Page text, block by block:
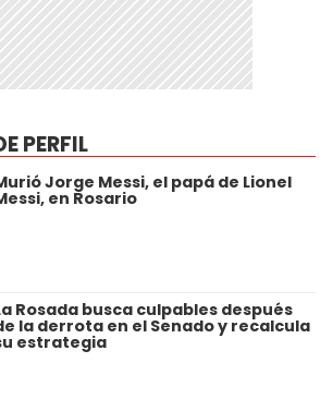
PERFIL
Jorge Messi, el papá de Lionel
en Rosario
Rosada busca culpables después
la derrota en el Senado y recalcula
estrategia